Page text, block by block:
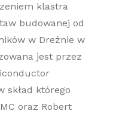
klastra
budowanej od
w Dreźnie w
jest przez
skład którego
oraz Robert